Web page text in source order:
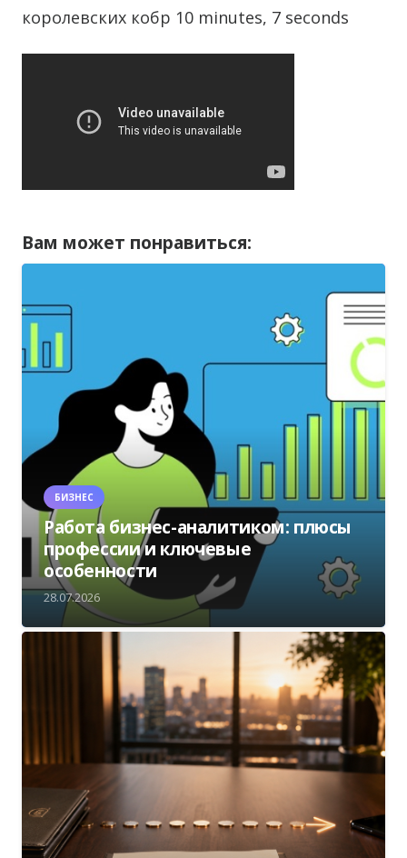
королевских кобр 10 minutes, 7 seconds
Вам может понравиться:
БИЗНЕС
Работа бизнес-аналитиком: плюсы
профессии и ключевые
особенности
28.07.2026